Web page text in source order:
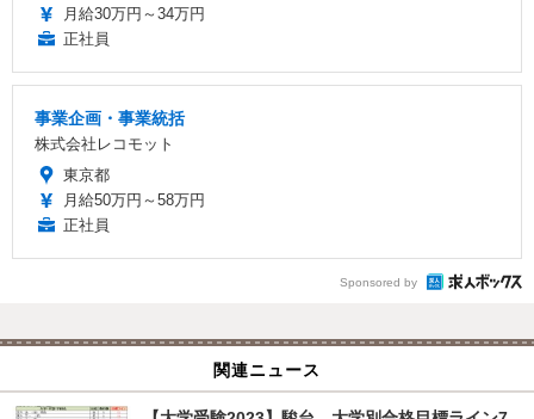
月給30万円～34万円
正社員
事業企画・事業統括
株式会社レコモット
東京都
月給50万円～58万円
正社員
Sponsored by
関連ニュース